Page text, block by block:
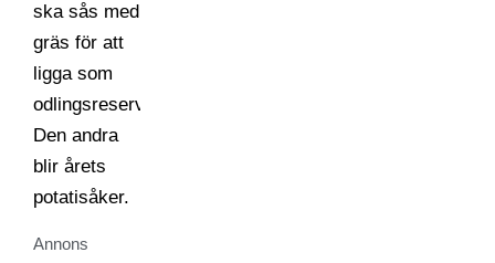
Annons